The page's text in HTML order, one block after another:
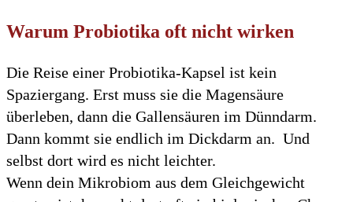
Warum Probiotika oft nicht wirken
Die Reise einer Probiotika-Kapsel ist kein
Spaziergang. Erst muss sie die Magensäure
überleben, dann die Gallensäuren im Dünndarm.
Dann kommt sie endlich im Dickdarm an. Und
selbst dort wird es nicht leichter.
Wenn dein Mikrobiom aus dem Gleichgewicht